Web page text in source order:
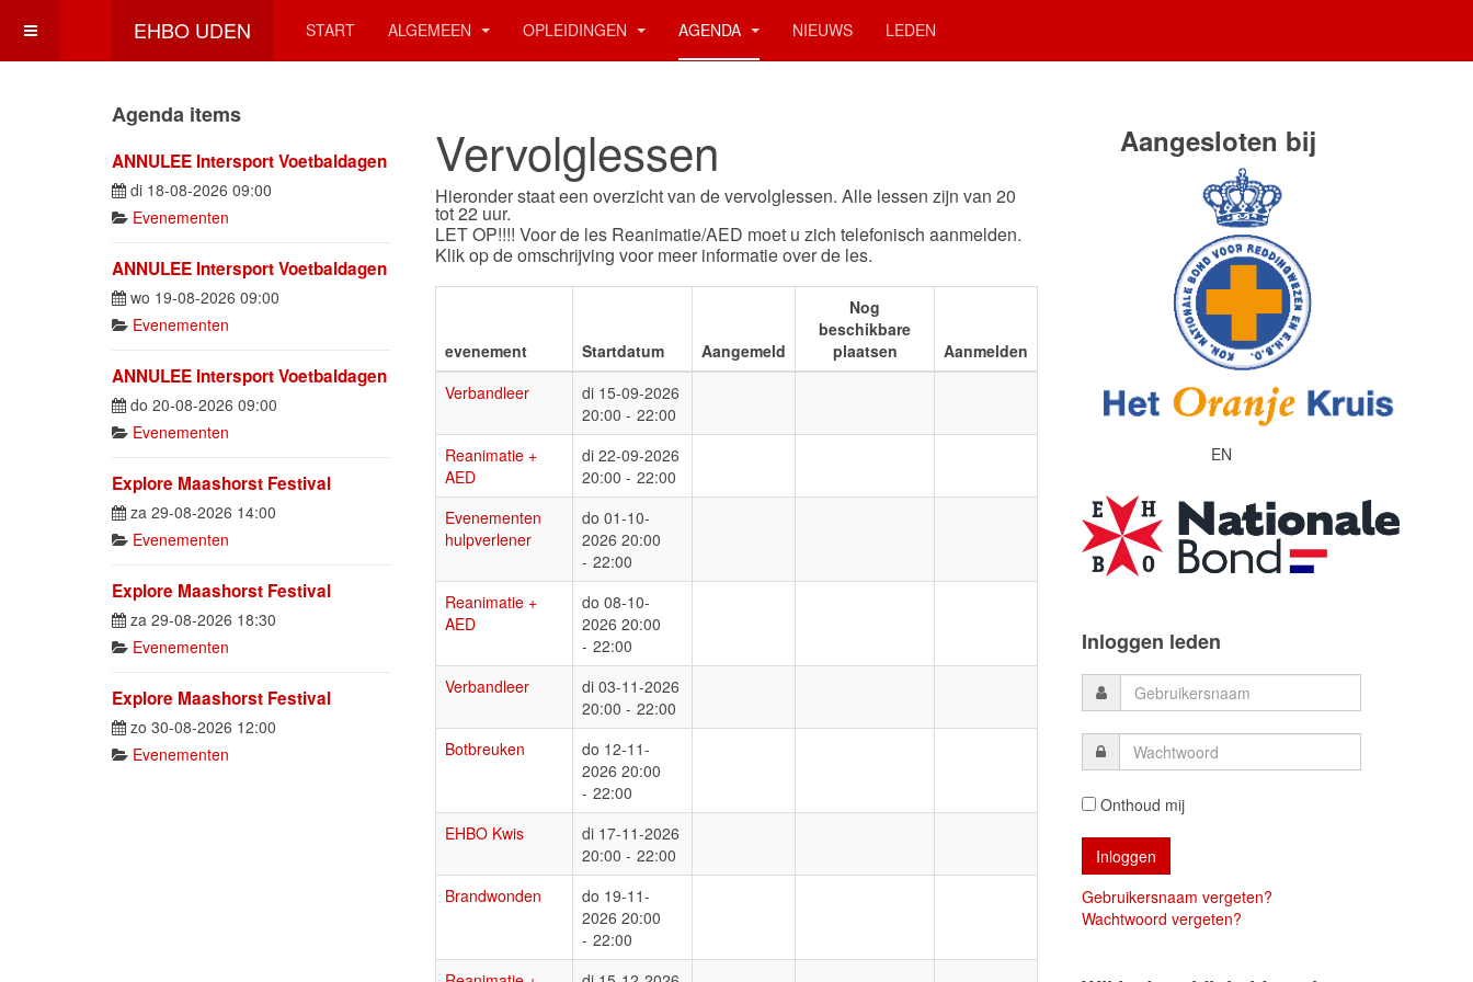
EHBO UDEN START ALGEMEEN OPLEIDINGEN AGENDA NIEUWS LEDEN
Vervolglessen
Hieronder staat een overzicht van de vervolglessen. Alle lessen zijn van 20
tot 22 uur.
LET OP!!!! Voor de les Reanimatie/AED moet u zich telefonisch aanmelden.
Klik op de omschrijving voor meer informatie over de les.
evenement Startdatum Aangemeld
Nog
beschikbare
plaatsen
Aanmelden
Verbandleer
di 15-09-2026
20:00 - 22:00
Reanimatie +
AED
di 22-09-2026
20:00 - 22:00
Evenementen
hulpverlener
do 01-10-
2026 20:00
- 22:00
Reanimatie +
AED
do 08-10-
2026 20:00
- 22:00
Verbandleer
di 03-11-2026
20:00 - 22:00
Botbreuken
do 12-11-
2026 20:00
- 22:00
EHBO Kwis
di 17-11-2026
20:00 - 22:00
Brandwonden
do 19-11-
2026 20:00
- 22:00
Agenda items
ANNULEE Intersport Voetbaldagen
di 18-08-2026 09:00
Evenementen
ANNULEE Intersport Voetbaldagen
wo 19-08-2026 09:00
Evenementen
ANNULEE Intersport Voetbaldagen
do 20-08-2026 09:00
Evenementen
Explore Maashorst Festival
za 29-08-2026 14:00
Evenementen
Explore Maashorst Festival
za 29-08-2026 18:30
Evenementen
Explore Maashorst Festival
zo 30-08-2026 12:00
Evenementen
Aangesloten bij
EN
Inloggen leden
Onthoud mij
Gebruikersnaam vergeten?
Wachtwoord vergeten?